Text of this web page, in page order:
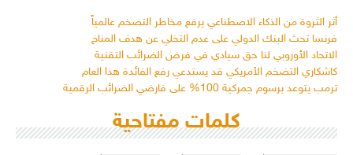
أثر الثروة من الذكاء الاصطناعي يرفع مخاطر التضخم عالمياً
فرنسا تحث البنك الدولي على عدم التخلي عن هدف المناخ
الاتحاد الأوروبي لنا حق سيادي في فرض الضرائب التقنية
كاشكاري التضخم الأمريكي قد يستدعي رفع الفائدة هذا العام
ترمب يتوعد برسوم جمركية 100% على فارضي الضرائب الرقمية
كلمات مفتاحية